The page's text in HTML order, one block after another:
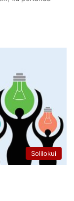
Solilokui